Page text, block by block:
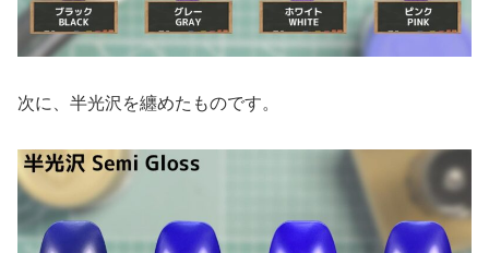
次に、半光沢を纏めたものです。